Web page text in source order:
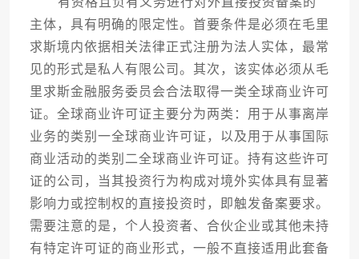
主体，具有明确的限定性。首要条件是必须在毛里
求斯境内依据相关法律正式注册为法人实体，最常
见的形式是私人有限公司。其次，该实体必须从毛
里求斯金融服务委员会合法取得一类全球商业许可
证。全球商业许可证主要分为两类：用于从事离岸
业务的类别一全球商业许可证，以及用于从事国际
商业活动的类别二全球商业许可证。持有这些许可
证的公司，当其投资行为构成对境外实体具有显著
影响力或控制权的直接投资时，即触发备案要求。
需要注意的是，个人投资者、合伙企业或其他未持
有特定许可证的商业形式，一般不直接适用此套备